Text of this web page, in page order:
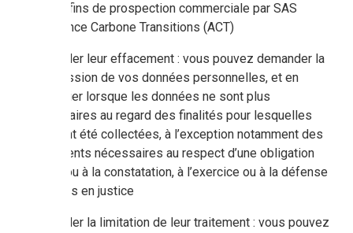
des fins de prospection commerciale par SAS
Alliance Carbone Transitions (ACT)
demander leur effacement : vous pouvez demander la
suppression de vos données personnelles, et en
particulier lorsque les données ne sont plus
nécessaires au regard des finalités pour lesquelles
elles ont été collectées, à l’exception notamment des
traitements nécessaires au respect d’une obligation
légale ou à la constatation, à l’exercice ou à la défense
de droits en justice
demander la limitation de leur traitement : vous pouvez